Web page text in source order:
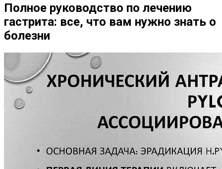
Полное руководство по лечению
гастрита: все, что вам нужно знать о
болезни